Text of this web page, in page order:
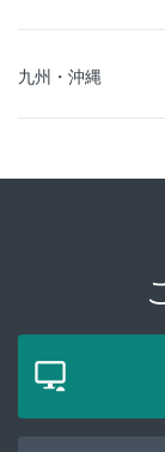
九州・沖縄